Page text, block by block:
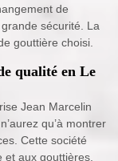
de
sécurité. La
gouttière choisi.
qualité en Le
Jean Marcelin
qu’à montrer
Cette société
et aux gouttières.